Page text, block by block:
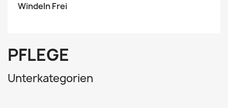
Windeln Frei
PFLEGE
Unterkategorien